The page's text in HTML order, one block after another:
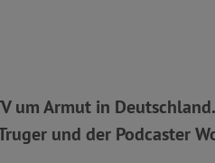
um Armut in
und der Podcaster